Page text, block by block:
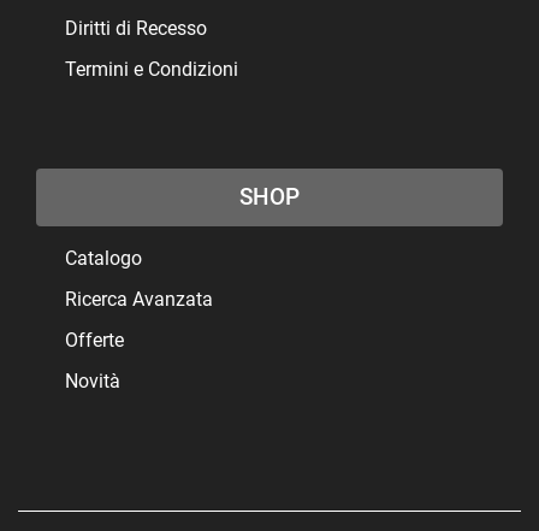
Diritti di Recesso
Termini e Condizioni
SHOP
Catalogo
Ricerca Avanzata
Offerte
Novità